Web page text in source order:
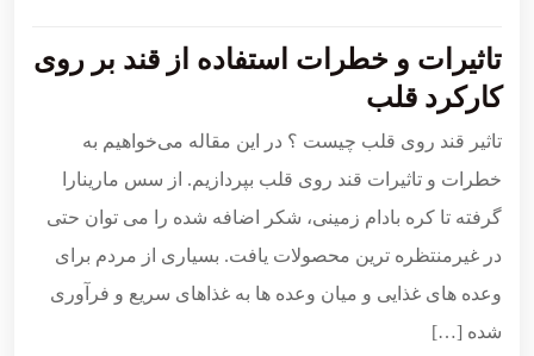
تاثیرات و خطرات استفاده از قند بر روی
کارکرد قلب
تاثیر قند روی قلب چیست ؟ در این مقاله می‌خواهیم به
خطرات و تاثیرات قند روی قلب بپردازیم. از سس مارینارا
گرفته تا کره بادام زمینی، شکر اضافه شده را می توان حتی
در غیرمنتظره ترین محصولات یافت. بسیاری از مردم برای
وعده های غذایی و میان وعده ها به غذاهای سریع و فرآوری
شده […]